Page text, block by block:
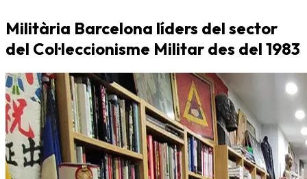
Militària Barcelona líders del sector
del Col·leccionisme Militar des del 1983